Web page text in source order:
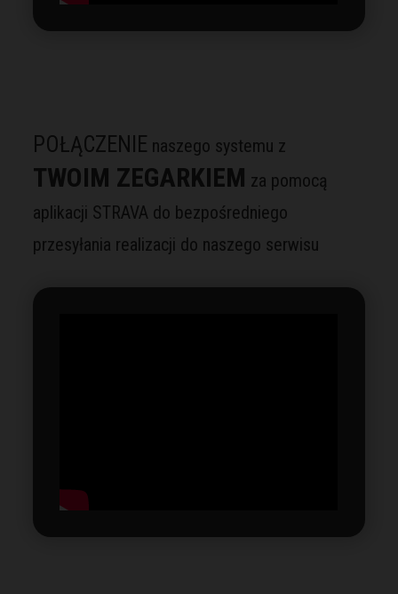
POŁĄCZENIE naszego systemu z
TWOIM ZEGARKIEM za pomocą
aplikacji STRAVA do bezpośredniego
przesyłania realizacji do naszego serwisu